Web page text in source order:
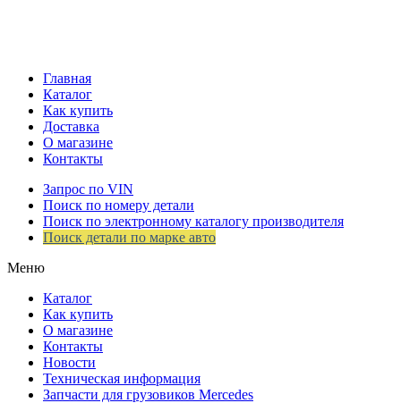
Главная
Каталог
Как купить
Доставка
О магазине
Контакты
Запрос по VIN
Поиск по номеру детали
Поиск по электронному каталогу производителя
Поиск детали по марке авто
Меню
Каталог
Как купить
О магазине
Контакты
Новости
Техническая информация
Запчасти для грузовиков Mercedes